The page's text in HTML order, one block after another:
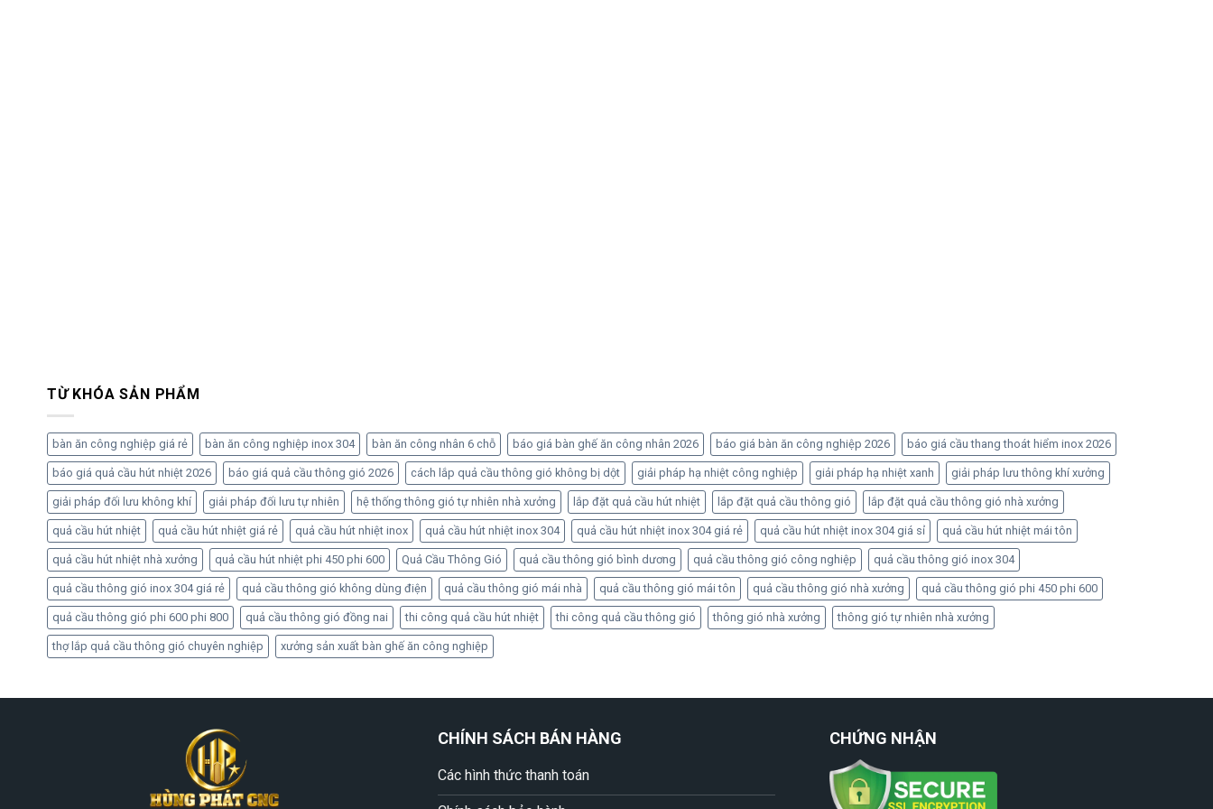
TỪ KHÓA SẢN PHẨM
bàn ăn công nghiệp giá rẻ bàn ăn công nghiệp inox 304 bàn ăn công nhân 6 chỗ báo giá bàn ghế ăn công nhân 2026 báo giá bàn ăn công nghiệp 2026 báo giá cầu thang thoát hiểm inox 2026
báo giá quả cầu hút nhiệt 2026 báo giá quả cầu thông gió 2026 cách lắp quả cầu thông gió không bị dột giải pháp hạ nhiệt công nghiệp giải pháp hạ nhiệt xanh giải pháp lưu thông khí xưởng
giải pháp đối lưu không khí giải pháp đối lưu tự nhiên hệ thống thông gió tự nhiên nhà xưởng lắp đặt quả cầu hút nhiệt lắp đặt quả cầu thông gió lắp đặt quả cầu thông gió nhà xưởng
quả cầu hút nhiệt quả cầu hút nhiệt giá rẻ quả cầu hút nhiệt inox quả cầu hút nhiệt inox 304 quả cầu hút nhiệt inox 304 giá rẻ quả cầu hút nhiệt inox 304 giá sỉ quả cầu hút nhiệt mái tôn
quả cầu hút nhiệt nhà xưởng quả cầu hút nhiệt phi 450 phi 600 Quả Cầu Thông Gió quả cầu thông gió bình dương quả cầu thông gió công nghiệp quả cầu thông gió inox 304
quả cầu thông gió inox 304 giá rẻ quả cầu thông gió không dùng điện quả cầu thông gió mái nhà quả cầu thông gió mái tôn quả cầu thông gió nhà xưởng quả cầu thông gió phi 450 phi 600
quả cầu thông gió phi 600 phi 800 quả cầu thông gió đồng nai thi công quả cầu hút nhiệt thi công quả cầu thông gió thông gió nhà xưởng thông gió tự nhiên nhà xưởng
thợ lắp quả cầu thông gió chuyên nghiệp xưởng sản xuất bàn ghế ăn công nghiệp
CHÍNH SÁCH BÁN HÀNG
Các hình thức thanh toán
CHỨNG NHẬN